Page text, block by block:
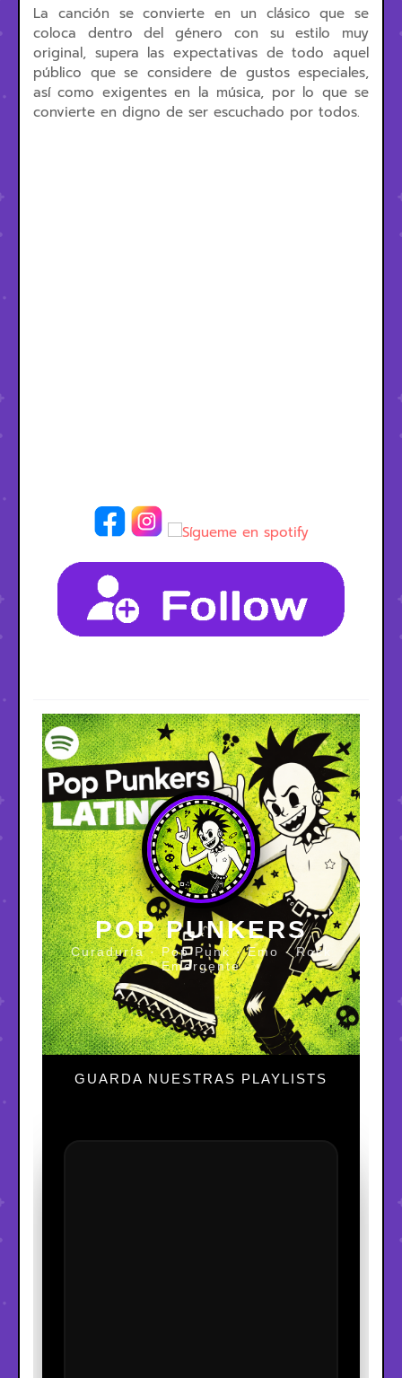
La canción se convierte en un clásico que se
coloca dentro del género con su estilo muy
original, supera las expectativas de todo aquel
público que se considere de gustos especiales,
así como exigentes en la música, por lo que se
convierte en digno de ser escuchado por todos.
POP PUNKERS
Curaduría · Pop Punk · Emo · Rock
Emergente
GUARDA NUESTRAS PLAYLISTS